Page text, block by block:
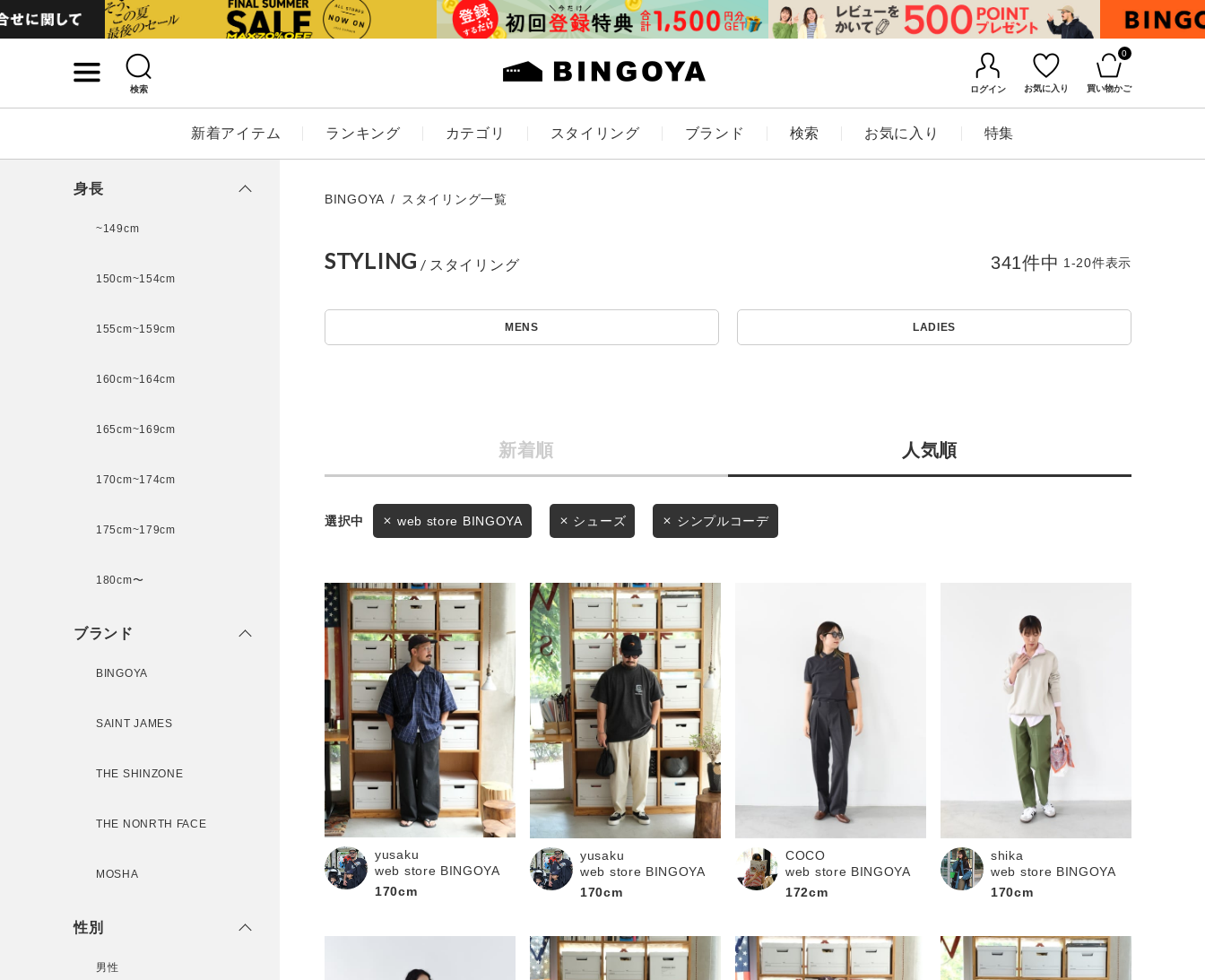
検索 ログイン お気に入り
0
買い物かご
新着アイテム ランキング カテゴリ スタイリング ブランド 検索 お気に入り 特集
条件絞り込み検索
カテゴリから探す
スタイリングから探す
ブランドから探す
履き比べ可能商品から探す
店舗一覧
会社概要
お知らせ・ご利用ガイド
お知らせ
ご利用ガイド
ギフトラッピング
お問い合わせ
無料公式アプリダウンロード
キーワード
LADIES KIDS
価格
セール価格
在庫
在庫あり 在庫なし含む
この条件で絞り込む
身長
~149cm
150cm~154cm
155cm~159cm
160cm~164cm
165cm~169cm
170cm~174cm
175cm~179cm
180cm〜
ブランド
BINGOYA
SAINT JAMES
THE SHINZONE
THE NONRTH FACE
MOSHA
性別
男性
BINGOYA スタイリング一覧
STYLING
MENS LADIES
新着順 人気順
341件中 1-20件表示
web store BINGOYA シューズ シンプルコーデ
yusaku
web store BINGOYA
170cm
yusaku
web store BINGOYA
170cm
COCO
web store BINGOYA
172cm
shika
web store BINGOYA
170cm